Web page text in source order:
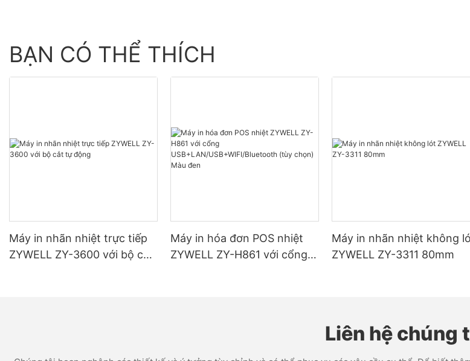
BẠN CÓ THỂ THÍCH
Máy in nhãn nhiệt trực tiếp
ZYWELL ZY-3600 với bộ cắt
Máy in hóa đơn POS nhiệt
ZYWELL ZY-H861 với cổng
Máy in nhãn nhiệt không
ZYWELL ZY-3311 80mm
Liên hệ chúng